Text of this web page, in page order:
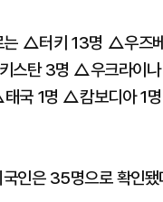
는 △터키 13명 △우
탄 3명 △우크라이
국 1명 △캄보디아 1
인은 35명으로 확인됐